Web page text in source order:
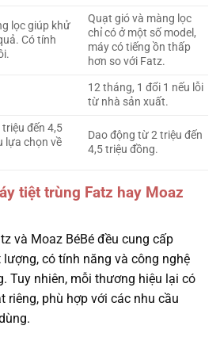
lọc giúp khử
Có tính
Quạt gió và màng lọc
chỉ có ở một số model,
máy có tiếng ồn thấp
hơn so với Fatz.
12 tháng, 1 đổi 1 nếu lỗi
từ nhà sản xuất.
đến 4,5
lựa chọn về
Dao động từ 2 triệu đến
4,5 triệu đồng.
tiệt trùng Fatz hay Moaz
và Moaz BéBé đều cung cấp
có tính năng và công nghệ
Tuy nhiên, mỗi thương hiệu lại có
riêng, phù hợp với các nhu cầu